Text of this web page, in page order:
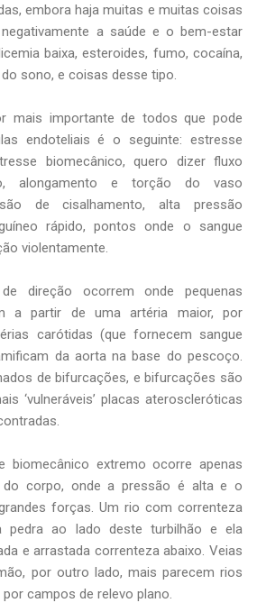
embora haja muitas e muitas coisas
a saúde e o bem-estar
baixa, esteroides, fumo, cocaína,
sono, e coisas desse tipo.
mais importante de todos que pode
endoteliais é o seguinte: estresse
biomecânico, quero dizer fluxo
alongamento e torção do vaso
de cisalhamento, alta pressão
rápido, pontos onde o sangue
violentamente.
direção ocorrem onde pequenas
a partir de uma artéria maior, por
carótidas (que fornecem sangue
da aorta na base do pescoço.
de bifurcações, e bifurcações são
‘vulneráveis’ placas ateroscleróticas
biomecânico extremo ocorre apenas
do corpo, onde a pressão é alta e o
forças. Um rio com correnteza
pedra ao lado deste turbilhão e ela
e arrastada correnteza abaixo. Veias
por outro lado, mais parecem rios
campos de relevo plano.